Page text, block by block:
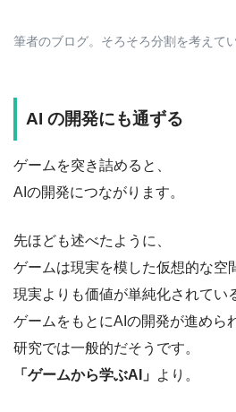
筆者のブログ。そろそろ分割を考えてい
AI の開発にも通ずる
ゲームを突き詰めると、
AIの開発につながります。
先ほども述べたように、
ゲームは現実を模した仮想的な空
現実よりも価値が単純化されてい
ゲームをもとにAIの開発が進めら
研究では一般的だそうです。
「ゲームから学ぶAI」 より。